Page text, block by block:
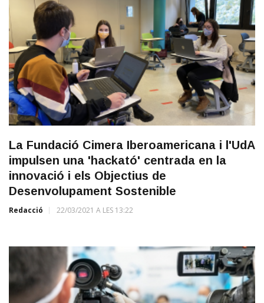
La Fundació Cimera Iberoamericana i l'UdA
impulsen una 'hackató' centrada en la
innovació i els Objectius de
Desenvolupament Sostenible
Redacció 22/03/2021 A LES 13:22